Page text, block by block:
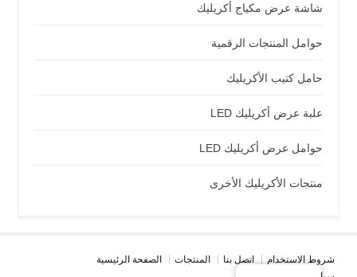
شاشة عرض مكياج أكريليك
حوامل المنتجات الرقمية
حامل كتيب الأكريليك
علبة عرض أكريليك LED
حوامل عرض أكريليك LED
منتجات الأكريليك الأخرى
الصفحة الرئيسية المنتجات اتصل بنا
شروط الاستخدام